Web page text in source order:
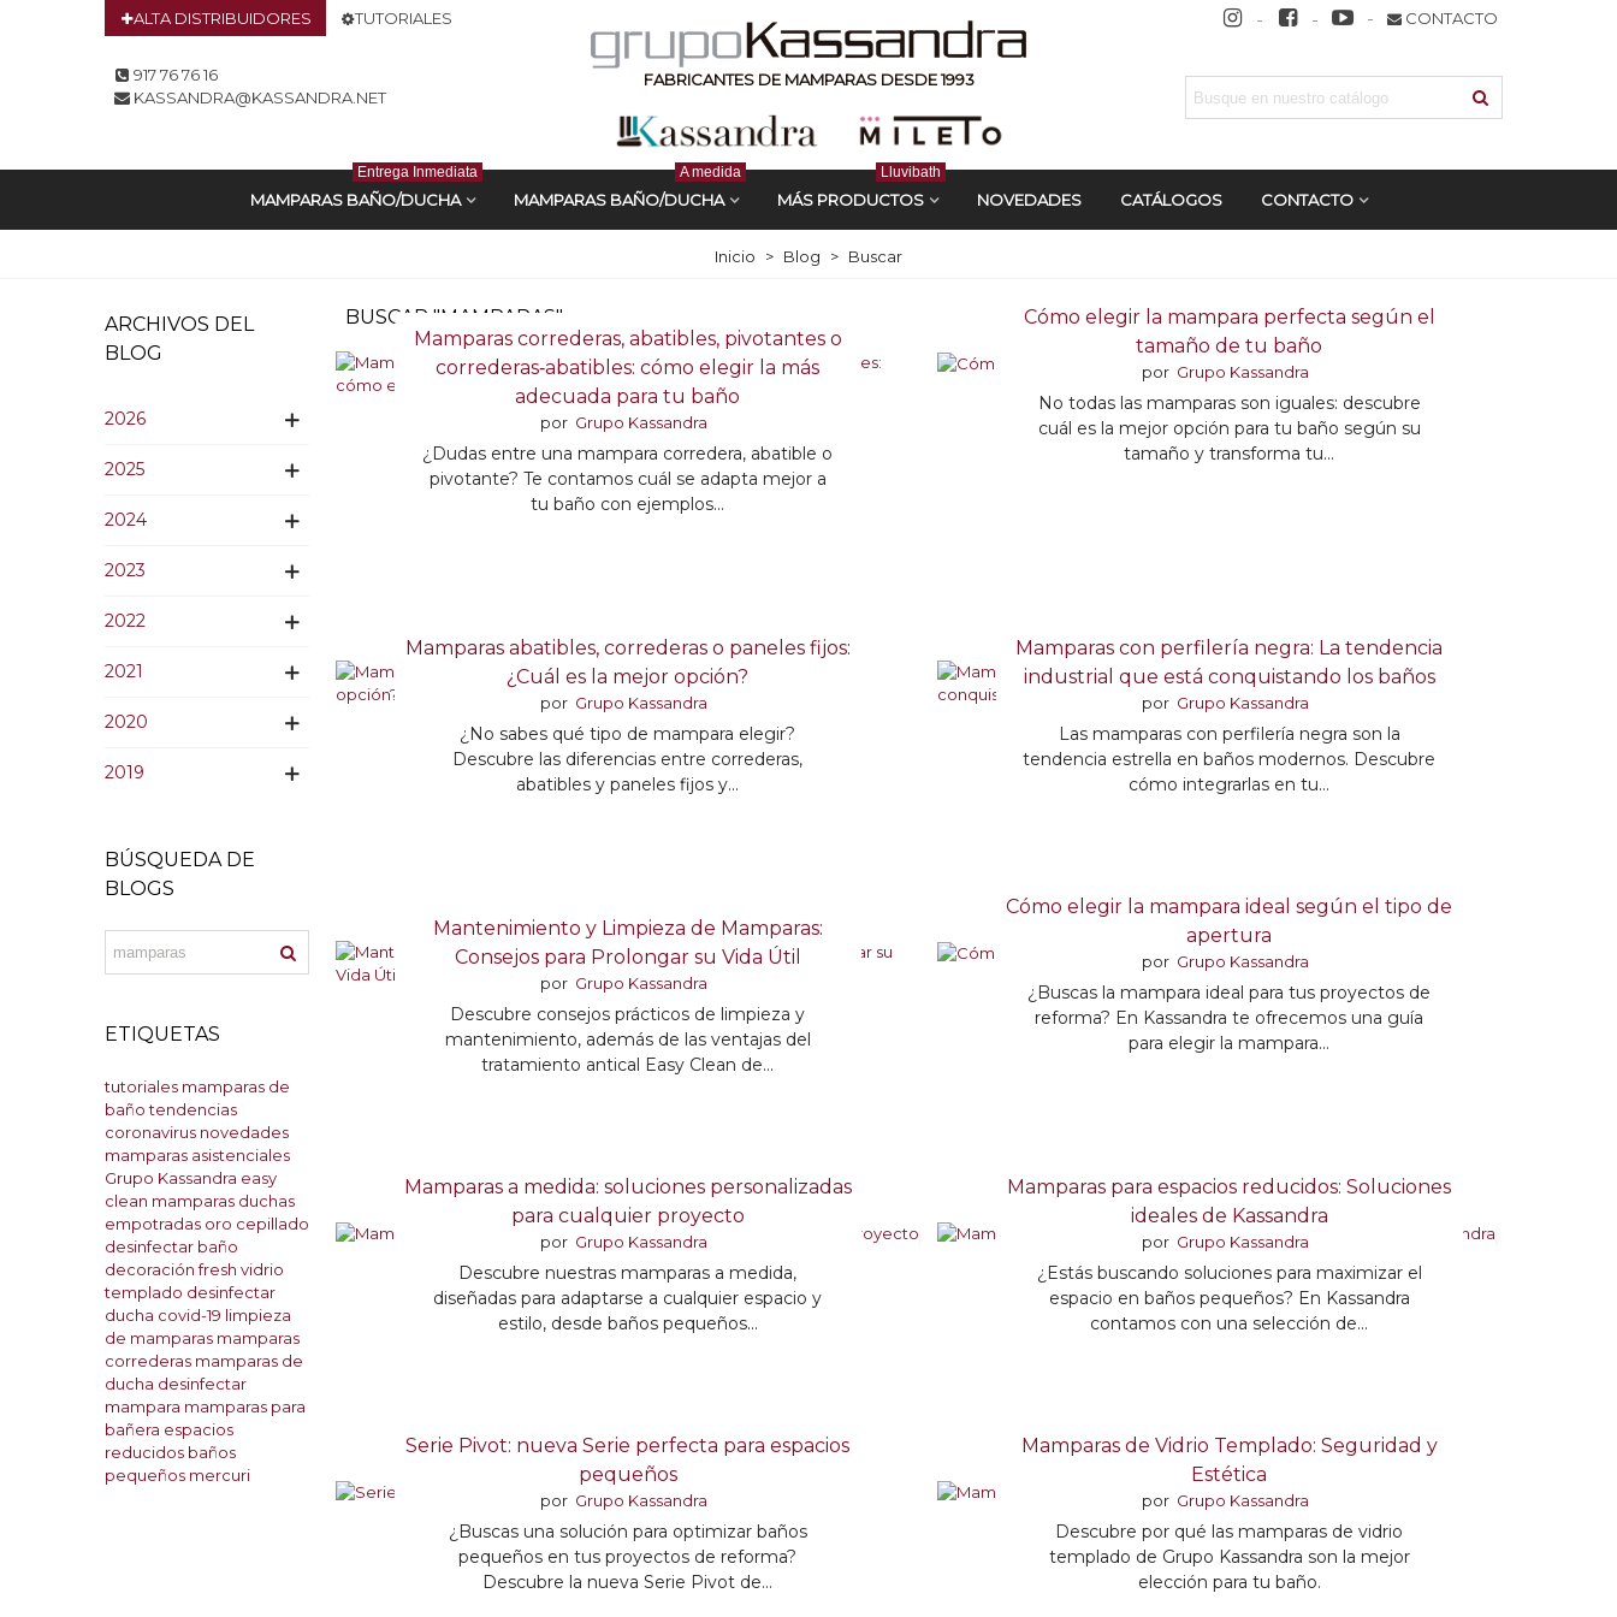
ALTA DISTRIBUIDORES TUTORIALES CONTACTO
917 76 76 16
KASSANDRA@KASSANDRA.NET
FABRICANTES DE MAMPARAS DESDE 1993
MAMPARAS BAÑO/DUCHA
Entrega Inmediata
MAMPARAS BAÑO/DUCHA
A medida
MÁS PRODUCTOS
Lluvibath
NOVEDADES CATÁLOGOS CONTACTO
Inicio > Blog > Buscar
ARCHIVOS DEL
BLOG
2026
2025
2024
2023
2022
2021
2020
2019
BÚSQUEDA DE
BLOGS
ETIQUETAS
tutoriales mamparas de
baño tendencias
coronavirus novedades
mamparas asistenciales
Grupo Kassandra easy
clean mamparas duchas
empotradas oro cepillado
desinfectar baño
decoración fresh vidrio
templado desinfectar
ducha covid-19 limpieza
de mamparas mamparas
correderas mamparas de
ducha desinfectar
mampara mamparas para
bañera espacios
reducidos baños
pequeños mercuri
BUSCAR "MAMPARAS"
Mamparas correderas, abatibles, pivotantes o
correderas‑abatibles: cómo elegir la más
adecuada para tu baño
por Grupo Kassandra
¿Dudas entre una mampara corredera, abatible o
pivotante? Te contamos cuál se adapta mejor a
tu baño con ejemplos...
Cómo elegir la mampara perfecta según el
tamaño de tu baño
por Grupo Kassandra
No todas las mamparas son iguales: descubre
cuál es la mejor opción para tu baño según su
tamaño y transforma tu...
Mamparas abatibles, correderas o paneles fijos:
¿Cuál es la mejor opción?
por Grupo Kassandra
¿No sabes qué tipo de mampara elegir?
Descubre las diferencias entre correderas,
abatibles y paneles fijos y...
Mamparas con perfilería negra: La tendencia
industrial que está conquistando los baños
por Grupo Kassandra
Las mamparas con perfilería negra son la
tendencia estrella en baños modernos. Descubre
cómo integrarlas en tu...
Mantenimiento y Limpieza de Mamparas:
Consejos para Prolongar su Vida Útil
por Grupo Kassandra
Descubre consejos prácticos de limpieza y
mantenimiento, además de las ventajas del
tratamiento antical Easy Clean de...
Cómo elegir la mampara ideal según el tipo de
apertura
por Grupo Kassandra
¿Buscas la mampara ideal para tus proyectos de
reforma? En Kassandra te ofrecemos una guía
para elegir la mampara...
Mamparas a medida: soluciones personalizadas
para cualquier proyecto
por Grupo Kassandra
Descubre nuestras mamparas a medida,
diseñadas para adaptarse a cualquier espacio y
estilo, desde baños pequeños...
Mamparas para espacios reducidos: Soluciones
ideales de Kassandra
por Grupo Kassandra
¿Estás buscando soluciones para maximizar el
espacio en baños pequeños? En Kassandra
contamos con una selección de...
Serie Pivot: nueva Serie perfecta para espacios
pequeños
por Grupo Kassandra
¿Buscas una solución para optimizar baños
pequeños en tus proyectos de reforma?
Descubre la nueva Serie Pivot de...
Mamparas de Vidrio Templado: Seguridad y
Estética
por Grupo Kassandra
Descubre por qué las mamparas de vidrio
templado de Grupo Kassandra son la mejor
elección para tu baño.